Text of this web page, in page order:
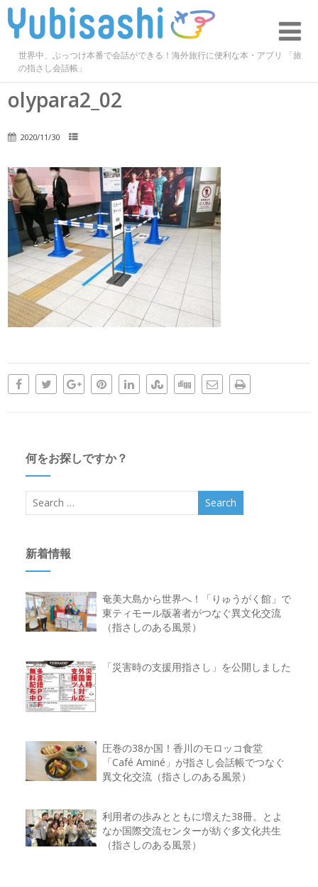
世界中、ぶっつけ本番で会話ができる！海外旅行に便利な本・アプリ 「旅
の指さし会話帳」
olypara2_02
2020/11/30
何をお探しですか？
新着情報
奄美大島から世界へ！「りゅうがく館」で
東ティモール版著者がつなぐ異文化交流
（指さしのある風景）
「災害時の支援用指さし」を公開しました
圧巻の38か国！香川のモロッコ食堂
「Café Aminé」が指さし会話帳でつなぐ
異文化交流（指さしのある風景）
利用者の歩みとともに増えた38冊。とよ
なか国際交流センターが紡ぐ多文化共生
（指さしのある風景）